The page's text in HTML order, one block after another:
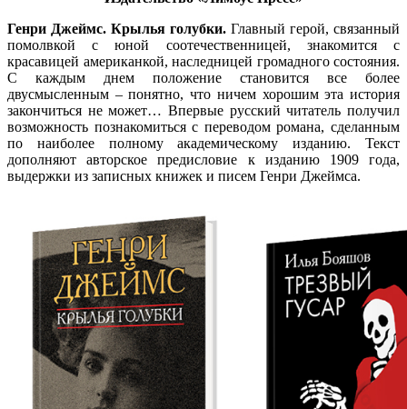
Генри Джеймс. Крылья голубки. Главный герой, связанный
помолвкой с юной соотечественницей, знакомится с
красавицей американкой, наследницей громадного состояния.
С каждым днем положение становится все более
двусмысленным – понятно, что ничем хорошим эта история
закончиться не может… Впервые русский читатель получил
возможность познакомиться с переводом романа, сделанным
по наиболее полному академическому изданию. Текст
дополняют авторское предисловие к изданию 1909 года,
выдержки из записных книжек и писем Генри Джеймса.